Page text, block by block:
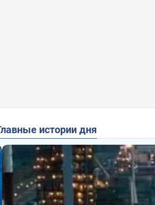
Главные истории дня